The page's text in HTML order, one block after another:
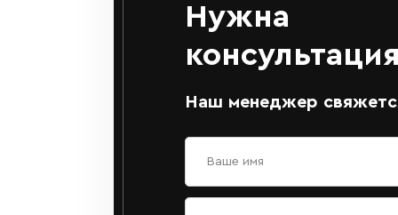
Нужна
Наш менеджер